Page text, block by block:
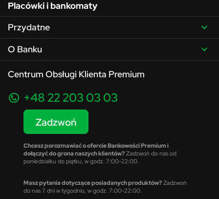
Placówki i bankomaty
Przydatne
O Banku
Centrum Obsługi Klienta Premium
+48 22 203 03 03
Zadzwoń
Chcesz porozmawiać o ofercie Bankowości Premium i
dołączyć do grona naszych klientów? Zadzwoń do nas od
poniedziałku do piątku, w godz. 7:00-22:00.
Masz pytania dotyczące posiadanych produktów? Zadzwoń
do nas 7 dni w tygodniu, w godz. 7:00-22:00.